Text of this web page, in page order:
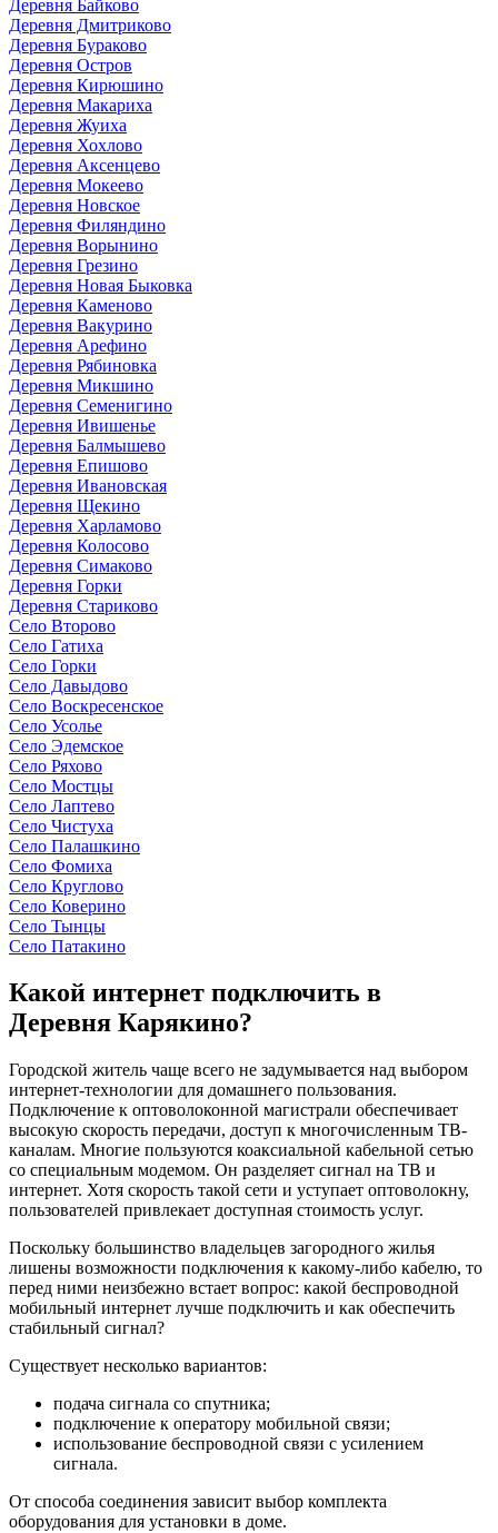
Деревня Байково
Деревня Дмитриково
Деревня Бураково
Деревня Остров
Деревня Кирюшино
Деревня Макариха
Деревня Жуиха
Деревня Хохлово
Деревня Аксенцево
Деревня Мокеево
Деревня Новское
Деревня Филяндино
Деревня Ворынино
Деревня Грезино
Деревня Новая Быковка
Деревня Каменово
Деревня Вакурино
Деревня Арефино
Деревня Рябиновка
Деревня Микшино
Деревня Семенигино
Деревня Ивишенье
Деревня Балмышево
Деревня Епишово
Деревня Ивановская
Деревня Щекино
Деревня Харламово
Деревня Колосово
Деревня Симаково
Деревня Горки
Деревня Стариково
Село Второво
Село Гатиха
Село Горки
Село Давыдово
Село Воскресенское
Село Усолье
Село Эдемское
Село Ряхово
Село Мостцы
Село Лаптево
Село Чистуха
Село Палашкино
Село Фомиха
Село Круглово
Село Коверино
Село Тынцы
Село Патакино
Какой интернет подключить в
Деревня Карякино?
Городской житель чаще всего не задумывается над выбором
интернет-технологии для домашнего пользования.
Подключение к оптоволоконной магистрали обеспечивает
высокую скорость передачи, доступ к многочисленным ТВ-
каналам. Многие пользуются коаксиальной кабельной сетью
со специальным модемом. Он разделяет сигнал на ТВ и
интернет. Хотя скорость такой сети и уступает оптоволокну,
пользователей привлекает доступная стоимость услуг.
Поскольку большинство владельцев загородного жилья
лишены возможности подключения к какому-либо кабелю, то
перед ними неизбежно встает вопрос: какой беспроводной
мобильный интернет лучше подключить и как обеспечить
стабильный сигнал?
Существует несколько вариантов:
подача сигнала со спутника;
подключение к оператору мобильной связи;
использование беспроводной связи с усилением
сигнала.
От способа соединения зависит выбор комплекта
оборудования для установки в доме.